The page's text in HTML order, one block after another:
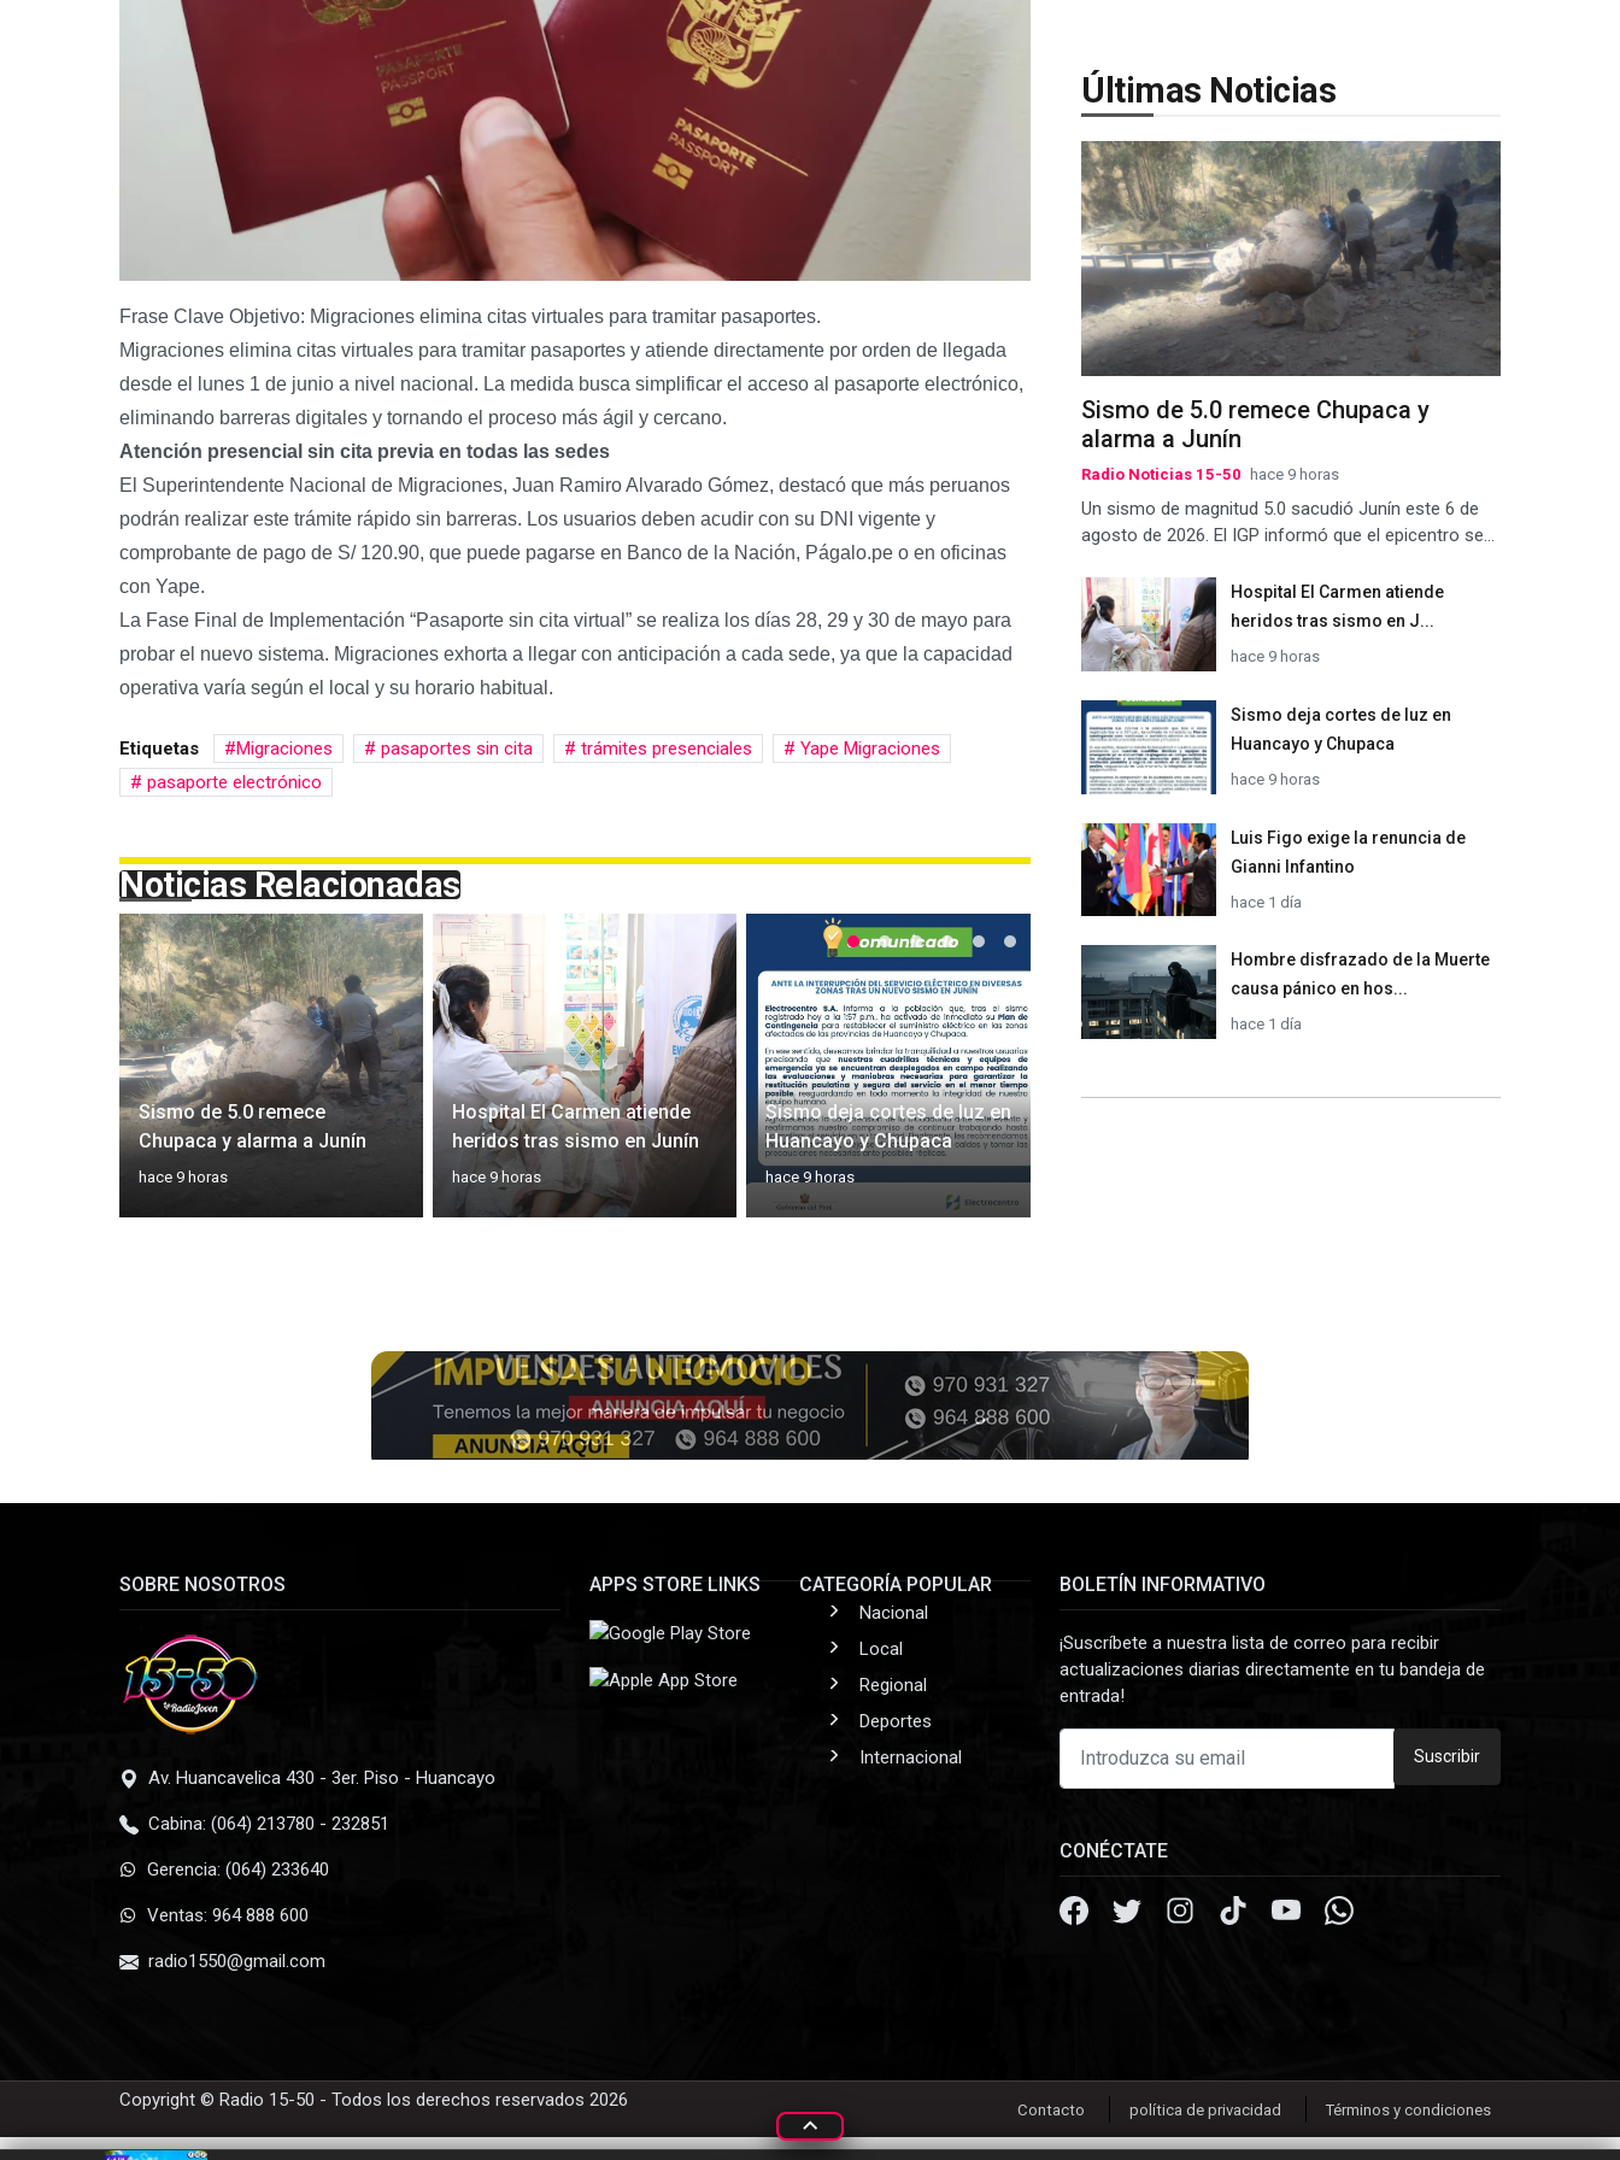
Frase Clave Objetivo: Migraciones elimina citas virtuales para tramitar pasaportes.
Migraciones elimina citas virtuales para tramitar pasaportes y atiende directamente por orden de llegada
desde el lunes 1 de junio a nivel nacional. La medida busca simplificar el acceso al pasaporte electrónico,
eliminando barreras digitales y tornando el proceso más ágil y cercano.
Atención presencial sin cita previa en todas las sedes
El Superintendente Nacional de Migraciones, Juan Ramiro Alvarado Gómez, destacó que más peruanos
podrán realizar este trámite rápido sin barreras. Los usuarios deben acudir con su DNI vigente y
comprobante de pago de S/ 120.90, que puede pagarse en Banco de la Nación, Págalo.pe o en oficinas
con Yape.
La Fase Final de Implementación “Pasaporte sin cita virtual” se realiza los días 28, 29 y 30 de mayo para
probar el nuevo sistema. Migraciones exhorta a llegar con anticipación a cada sede, ya que la capacidad
operativa varía según el local y su horario habitual.
Etiquetas Migraciones pasaportes sin cita trámites presenciales
Yape Migraciones
pasaporte electrónico
Noticias Relacionadas
Sismo de 5.0 remece
Chupaca y alarma a Junín
hace 9 horas
Hospital El Carmen atiende
heridos tras sismo en Junín
hace 9 horas
Sismo deja cortes de luz en
Huancayo y Chupaca
hace 9 horas
Últimas Noticias
Sismo de 5.0 remece Chupaca y
alarma a Junín
Radio Noticias 15-50 hace 9 horas
Un sismo de magnitud 5.0 sacudió Junín este 6 de
agosto de 2026. El IGP informó que el epicentro se...
Hospital El Carmen atiende
heridos tras sismo en J...
hace 9 horas
Sismo deja cortes de luz en
Huancayo y Chupaca
hace 9 horas
Luis Figo exige la renuncia de
Gianni Infantino
hace 1 día
Hombre disfrazado de la Muerte
causa pánico en hos...
hace 1 día
SOBRE NOSOTROS
Av. Huancavelica 430 - 3er. Piso - Huancayo
Cabina: (064) 213780 - 232851
Gerencia: (064) 233640
Ventas: 964 888 600
radio1550@gmail.com
APPS STORE LINKS CATEGORÍA POPULAR
Nacional
Local
Regional
Deportes
Internacional
BOLETÍN INFORMATIVO
¡Suscríbete a nuestra lista de correo para recibir
actualizaciones diarias directamente en tu bandeja de
entrada!
Suscribir
CONÉCTATE
Copyright © Radio 15-50 - Todos los derechos reservados 2026 Contacto política de privacidad Términos y condiciones